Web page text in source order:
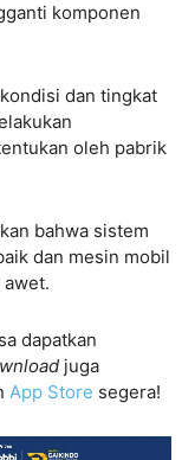
komponen
dan tingkat
oleh pabrik
bahwa sistem
dan mesin mobil
dapatkan
juga
App Store segera!